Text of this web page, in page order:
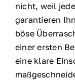
nicht, weil
garantieren
böse
einer ersten
eine klare